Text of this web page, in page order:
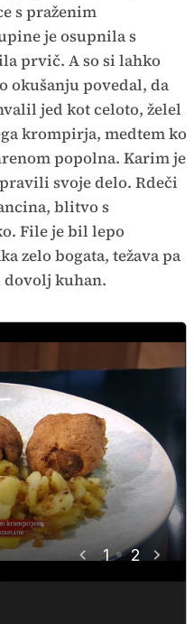
s praženim
je osupnila s
prvič. A so si lahko
okušanju povedal, da
jed kot celoto, želel
krompirja, medtem ko
popolna. Karim je
svoje delo. Rdeči
blitvo s
File je bil lepo
zelo bogata, težava pa
kuhan.
1 2